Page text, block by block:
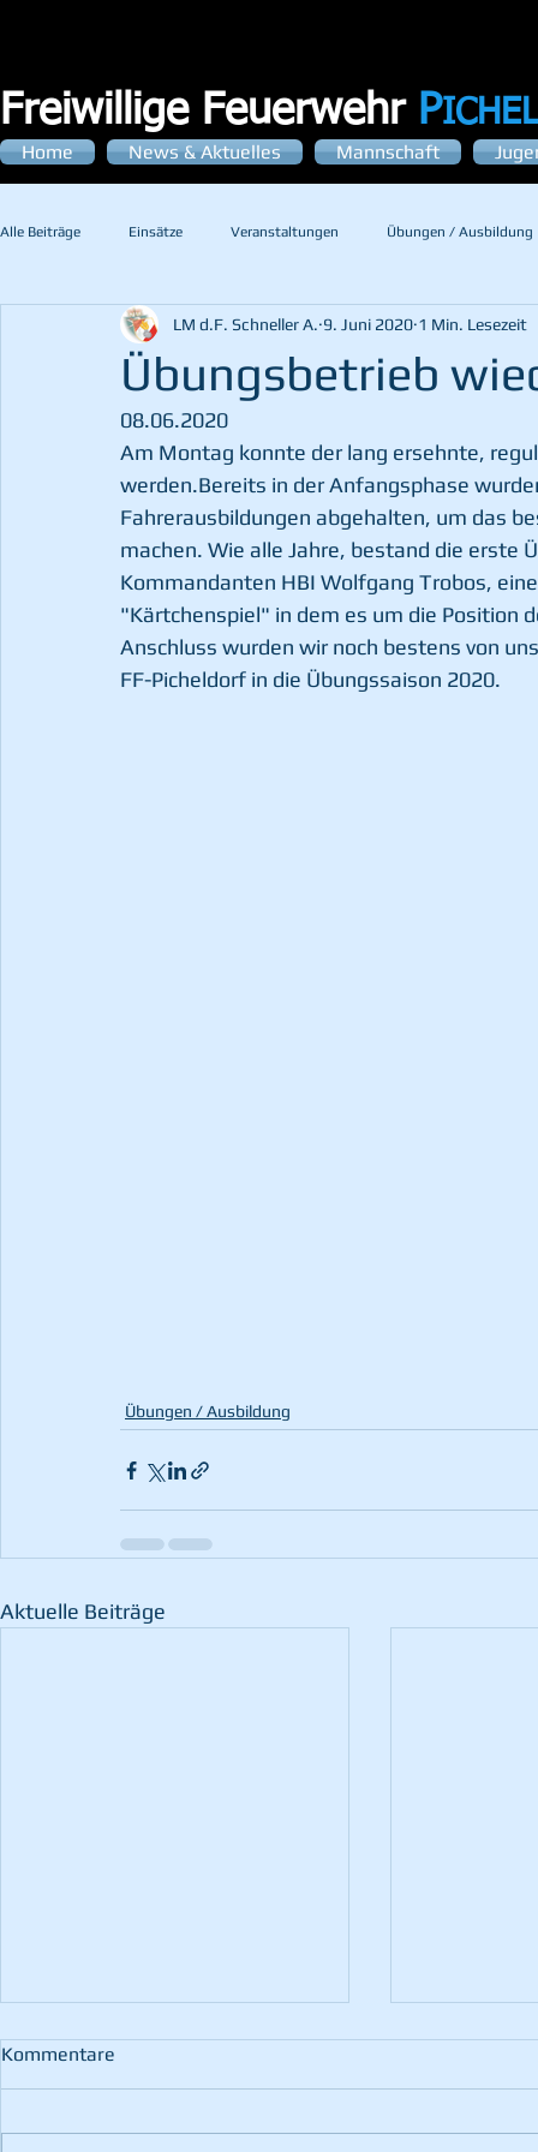
Freiwillige Feuerwehr P
Home News & Aktuelles Mannschaft
Alle Beiträge Einsätze Veranstaltungen Übungen / Ausbildung
Übungsbetrieb
LM d.F. Schneller A. 9. Juni 2020 1 Min. Lesezeit
08.06.2020
Am Montag konnte der lang ersehnte,
werden.Bereits in der Anfangsphase
Fahrerausbildungen abgehalten, um das
machen. Wie alle Jahre, bestand die erste
Kommandanten HBI Wolfgang Trobos,
"Kärtchenspiel" in dem es um die Position
Anschluss wurden wir noch bestens von
FF-Picheldorf in die Übungssaison 2020.
Übungen / Ausbildung
Aktuelle Beiträge
Kommentare